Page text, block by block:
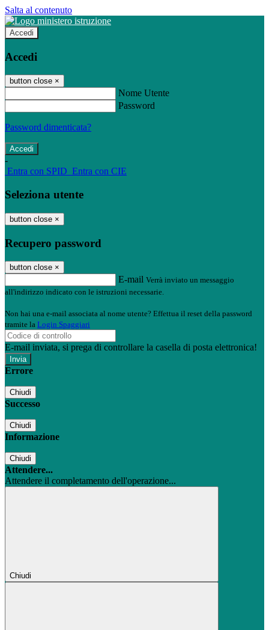
Salta al contenuto
Accedi
Accedi
button close ×
Nome Utente
Password
Password dimenticata?
-
Entra con SPID Entra con CIE
Seleziona utente
button close ×
Recupero password
button close ×
E-mail Verrà inviato un messaggio
all'indirizzo indicato con le istruzioni necessarie.
Non hai una e-mail associata al nome utente? Effettua il reset della password
tramite la Login Spaggiari
E-mail inviata, si prega di controllare la casella di posta elettronica!
Errore
Chiudi
Successo
Chiudi
Informazione
Chiudi
Attendere...
Attendere il completamento dell'operazione...
Chiudi